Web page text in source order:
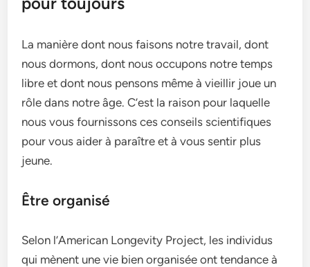
La manière dont nous faisons notre travail, dont
nous dormons, dont nous occupons notre temps
libre et dont nous pensons même à vieillir joue un
rôle dans notre âge. C’est la raison pour laquelle
nous vous fournissons ces conseils scientifiques
pour vous aider à paraître et à vous sentir plus
jeune.
Être organisé
Selon l’American Longevity Project, les individus
qui mènent une vie bien organisée ont tendance à